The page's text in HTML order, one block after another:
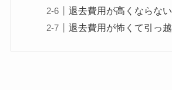
退去費用が高くならな
退去費用が怖くて引っ